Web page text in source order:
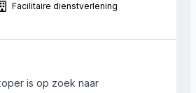
Gewenste
tot de 2.000.000 Euro.
Facilitaire dienstverlening
is op zoek naar